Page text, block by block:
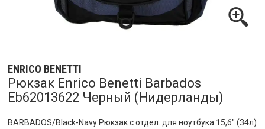
ENRICO BENETTI
Рюкзак Enrico Benetti Barbados
Eb62013622 Черный (Нидерланды)
BARBADOS/Black-Navy Рюкзак с отдел. для ноутбука 15,6" (34л)